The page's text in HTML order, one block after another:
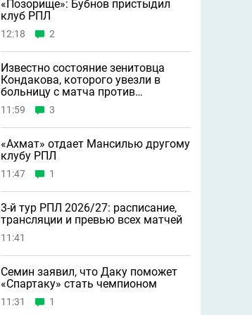
«Позорище»: Бубнов пристыдил
клуб РПЛ
12:18 2
Известно состояние зенитовца
Кондакова, которого увезли в
больницу с матча против
«Балтики»
11:59 3
«Ахмат» отдает Мансилью другому
клубу РПЛ
11:47 1
3-й тур РПЛ 2026/27: расписание,
трансляции и превью всех матчей
11:41
Семин заявил, что Даку поможет
«Спартаку» стать чемпионом
11:31 1